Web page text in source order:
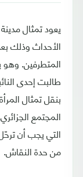
يعود تمثال
الأحداث وذلك
المتطرفين. وهو
طالبت إحدى
بنقل تمثال
المجتمع
التي يجب أن
من حدة النقاش.